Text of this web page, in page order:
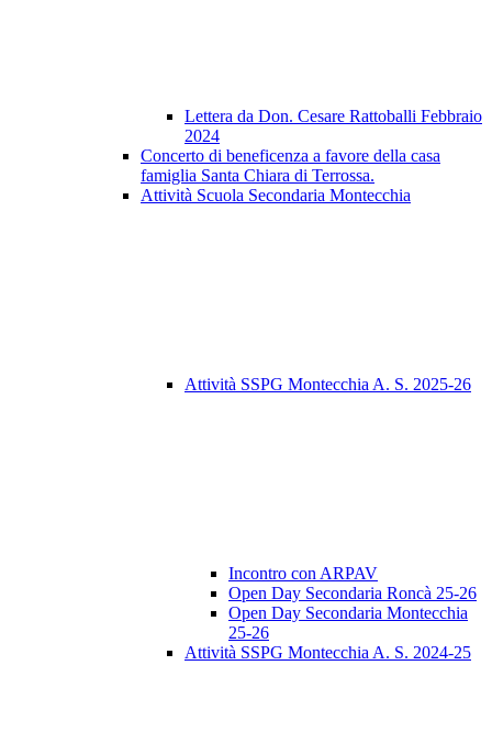
Lettera da Don. Cesare Rattoballi Febbraio
2024
Concerto di beneficenza a favore della casa
famiglia Santa Chiara di Terrossa.
Attività Scuola Secondaria Montecchia
Attività SSPG Montecchia A. S. 2025-26
Incontro con ARPAV
Open Day Secondaria Roncà 25-26
Open Day Secondaria Montecchia
25-26
Attività SSPG Montecchia A. S. 2024-25